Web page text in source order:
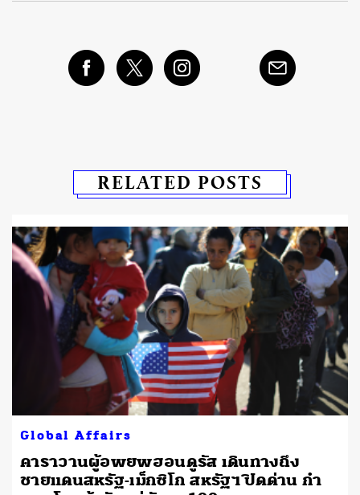
RELATED POSTS
Global Affairs
คาราวานผู้อพยพฮอนดูรัส เดินทางถึง
ชายแดนสหรัฐ-เม็กซิโก สหรัฐฯ ปิดด่าน กำ